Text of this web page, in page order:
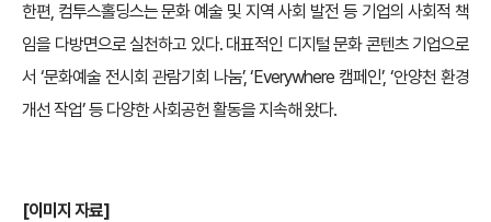
한편, 컴투스홀딩스는 문화 예술 및 지역 사회 발전 등 기업의 사회적 책
임을 다방면으로 실천하고 있다. 대표적인 디지털 문화 콘텐츠 기업으로
서 ‘문화예술 전시회 관람기회 나눔’, ‘Everywhere 캠페인’, ‘안양천 환경
개선 작업’ 등 다양한 사회공헌 활동을 지속해 왔다.
[이미지 자료]